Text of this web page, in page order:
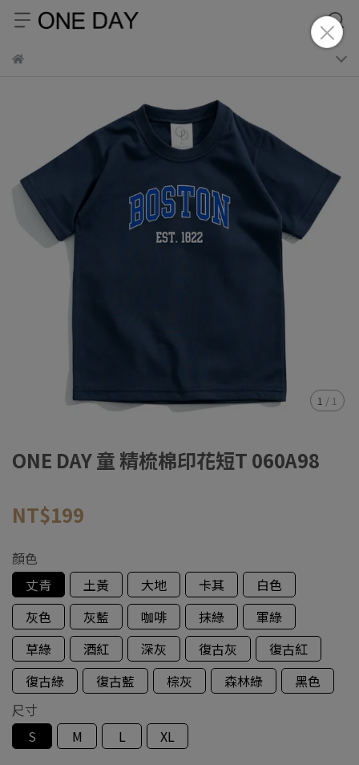
1 / 1
ONE DAY 童 精梳棉印花短T 060A98
NT$199
顏色
丈青
土黃 大地 卡其
白色
灰色
灰藍 咖啡 抹綠
軍綠
草綠
酒紅 深灰 復古灰
復古紅
復古綠
復古藍 棕灰 森林綠
黑色
尺寸
S
M L XL